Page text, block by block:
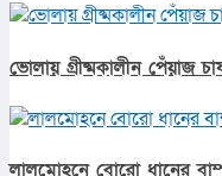
ভোলায় গ্রীষ্মকালীন পেঁয়াজ
লালমোহনে বোরো ধানের